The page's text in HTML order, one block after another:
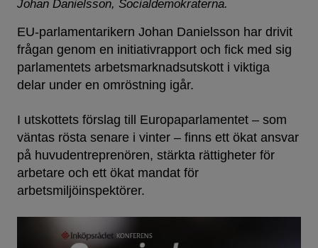
Johan Danielsson, Socialdemokraterna.
EU-parlamentarikern Johan Danielsson har drivit
frågan genom en initiativrapport och fick med sig
parlamentets arbetsmarknadsutskott i viktiga
delar under en omröstning igår.
I utskottets förslag till Europaparlamentet – som
väntas rösta senare i vinter – finns ett ökat ansvar
på huvudentreprenören, stärkta rättigheter för
arbetare och ett ökat mandat för
arbetsmiljöinspektörer.